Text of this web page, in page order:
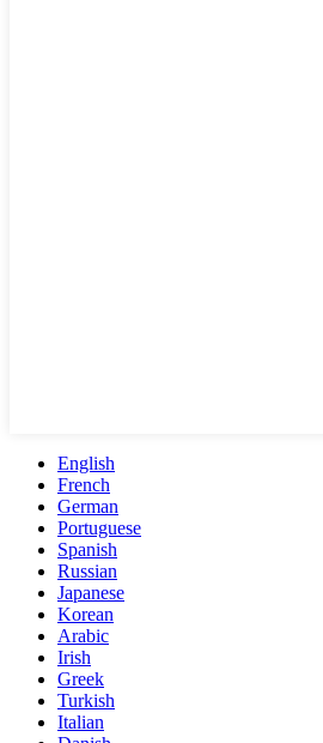
English
French
German
Portuguese
Spanish
Russian
Japanese
Korean
Arabic
Irish
Greek
Turkish
Italian